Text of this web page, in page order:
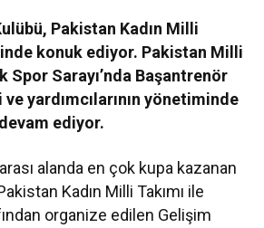
Pakistan Kadın Milli
konuk ediyor. Pakistan Milli
Spor Sarayı’nda Başantrenör
yardımcılarının yönetiminde
ediyor.
alanda en çok kupa kazanan
Kadın Milli Takımı ile
organize edilen Gelişim